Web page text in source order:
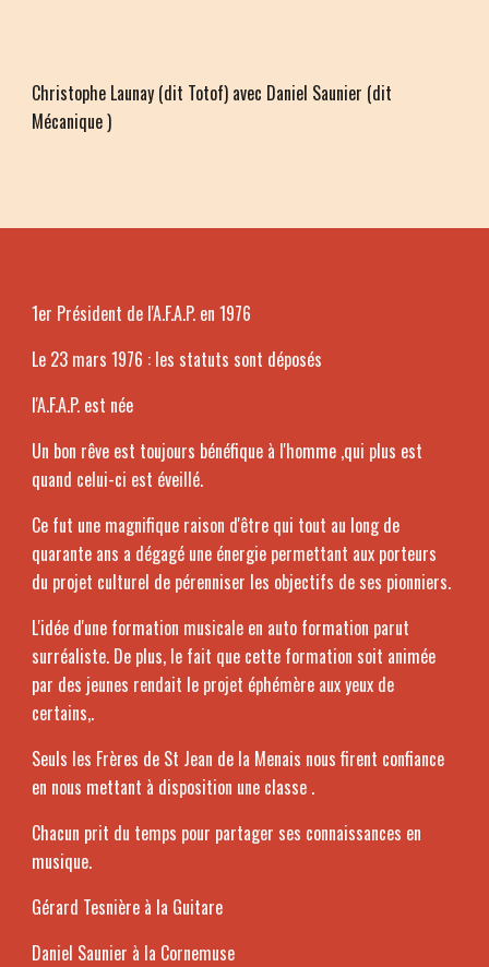
Christophe Launay (dit Totof) avec Daniel Saunier (dit
Mécanique )
1er Président de l'A.F.A.P. en 1976
Le 23 mars 1976 : les statuts sont déposés
l'A.F.A.P. est née
Un bon rêve est toujours bénéfique à l'homme ,qui plus est
quand celui-ci est éveillé.
Ce fut une magnifique raison d'être qui tout au long de
quarante ans a dégagé une énergie permettant aux porteurs
du projet culturel de pérenniser les objectifs de ses pionniers.
L'idée d'une formation musicale en auto formation parut
surréaliste. De plus, le fait que cette formation soit animée
par des jeunes rendait le projet éphémère aux yeux de
certains,.
Seuls les Frères de St Jean de la Menais nous firent confiance
en nous mettant à disposition une classe .
Chacun prit du temps pour partager ses connaissances en
musique.
Gérard Tesnière à la Guitare
Daniel Saunier à la Cornemuse